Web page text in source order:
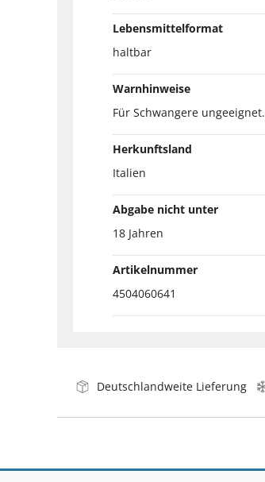
Lebensmittelformat
haltbar
Warnhinweise
Für Schwangere ungeeignet.
Herkunftsland
Italien
Abgabe nicht unter
18 Jahren
Artikelnummer
4504060641
Deutschlandweite Lieferung